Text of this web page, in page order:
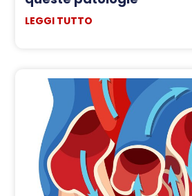
LEGGI TUTTO